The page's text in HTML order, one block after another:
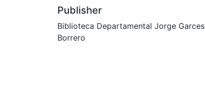
Publisher
Biblioteca Departamental Jorge Garces
Borrero